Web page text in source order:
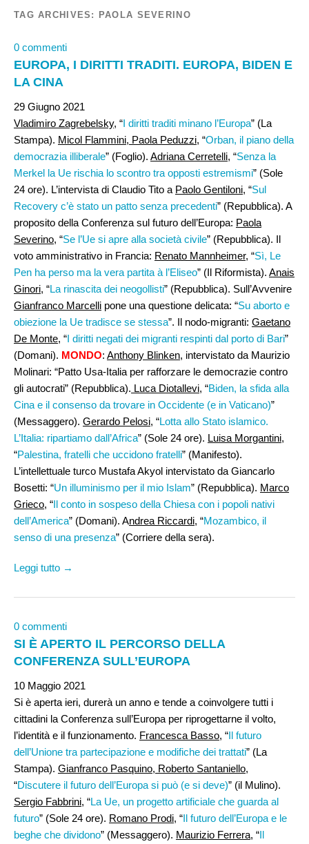
TAG ARCHIVES: PAOLA SEVERINO
0 commenti
EUROPA, I DIRITTI TRADITI. EUROPA, BIDEN E
LA CINA
29 Giugno 2021
Vladimiro Zagrebelsky, “I diritti traditi minano l’Europa” (La
Stampa). Micol Flammini, Paola Peduzzi, “Orban, il piano della
democrazia illiberale” (Foglio). Adriana Cerretelli, “Senza la
Merkel la Ue rischia lo scontro tra opposti estremismi” (Sole
24 ore). L’intervista di Claudio Tito a Paolo Gentiloni, “Sul
Recovery c’è stato un patto senza precedenti” (Repubblica). A
proposito della Conferenza sul futuro dell’Europa: Paola
Severino, “Se l’Ue si apre alla società civile” (Repubblica). Il
voto amministrativo in Francia: Renato Mannheimer, “Sì, Le
Pen ha perso ma la vera partita à l’Eliseo” (Il Riformista). Anais
Ginori, “La rinascita dei neogollisti” (Repubblica). Sull’Avvenire
Gianfranco Marcelli pone una questione delicata: “Su aborto e
obiezione la Ue tradisce se stessa”. Il nodo-migranti: Gaetano
De Monte, “I diritti negati dei migranti respinti dal porto di Bari”
(Domani). MONDO: Anthony Blinken, intervistato da Maurizio
Molinari: “Patto Usa-Italia per rafforzare le democrazie contro
gli autocrati” (Repubblica). Luca Diotallevi, “Biden, la sfida alla
Cina e il consenso da trovare in Occidente (e in Vaticano)”
(Messaggero). Gerardo Pelosi, “Lotta allo Stato islamico.
L’Italia: ripartiamo dall’Africa” (Sole 24 ore). Luisa Morgantini,
“Palestina, fratelli che uccidono fratelli” (Manifesto).
L’intellettuale turco Mustafa Akyol intervistato da Giancarlo
Bosetti: “Un illuminismo per il mio Islam” (Repubblica). Marco
Grieco, “Il conto in sospeso della Chiesa con i popoli nativi
dell’America” (Domani). Andrea Riccardi, “Mozambico, il
senso di una presenza” (Corriere della sera).
Leggi tutto →
0 commenti
SI È APERTO IL PERCORSO DELLA
CONFERENZA SULL’EUROPA
10 Maggio 2021
Si è aperta ieri, durerà un anno e tende a coinvolgere tutti i
cittadini la Conferenza sull’Europa per riprogettarne il volto,
l’identità e il funzionamento. Francesca Basso, “Il futuro
dell’Unione tra partecipazione e modifiche dei trattati” (La
Stampa). Gianfranco Pasquino, Roberto Santaniello,
“Discutere il futuro dell’Europa si può (e si deve)” (il Mulino).
Sergio Fabbrini, “La Ue, un progetto artificiale che guarda al
futuro” (Sole 24 ore). Romano Prodi, “Il futuro dell’Europa e le
beghe che dividono” (Messaggero). Maurizio Ferrera, “Il